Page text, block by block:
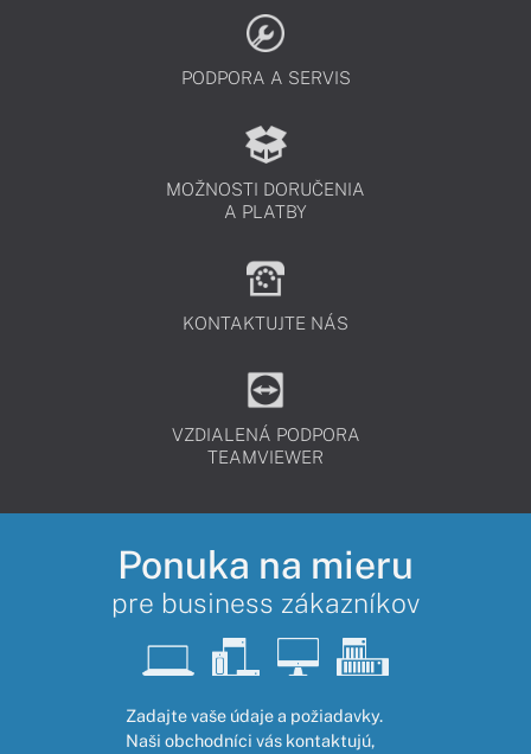
PODPORA A SERVIS
MOŽNOSTI DORUČENIA
A PLATBY
KONTAKTUJTE NÁS
VZDIALENÁ PODPORA
TEAMVIEWER
Ponuka na mieru
pre business zákazníkov
Zadajte vaše údaje a požiadavky.
Naši obchodníci vás kontaktujú,